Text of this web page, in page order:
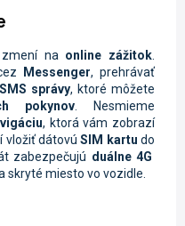
na online zážitok
Messenger, prehrávať
SMS správy, ktoré môžete
pokynov. Nesmieme
, ktorá vám zobrazí
vložiť dátovúSIM kartu do
zabezpečujú duálne 4G
skryté miesto vo vozidle.